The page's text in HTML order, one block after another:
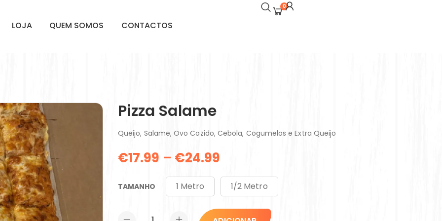
LOJA QUEM SOMOS CONTACTOS
0
Pizza Salame
Queijo, Salame, Ovo Cozido, Cebola, Cogumelos e Extra Queijo
€17.99 – €24.99
TAMANHO 1 Metro 1/2 Metro